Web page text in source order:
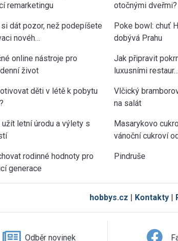
remarketingu
si dát pozor, než podepíšete
novéh…
online nástroje pro
život
děti v létě k pobytu
letní úrodu a výlety s
rodinné hodnoty pro
generace
otočnými
Poke bowl: chuť
dobývá Prahu
Jak připravit
luxusními restaur…
Vlčický
na salát
Masarykovo
vánoční cukroví
Pindruše
hobbys.cz Kontakty
Odběr novinek